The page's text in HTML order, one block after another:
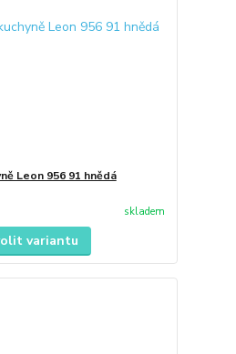
Leon 956 91 hnědá
skladem
variantu